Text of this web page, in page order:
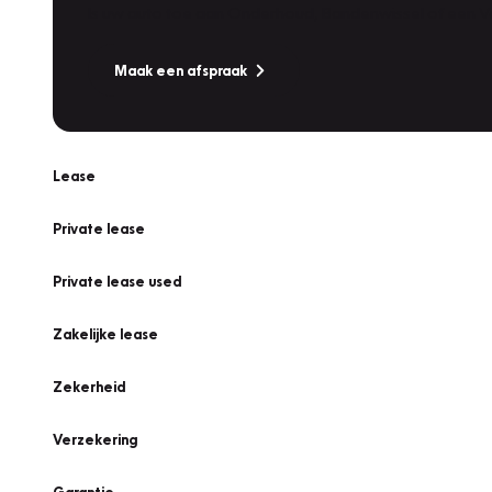
Maak een afspraak
Lease
Private lease
Private lease used
Zakelijke lease
Zekerheid
Verzekering